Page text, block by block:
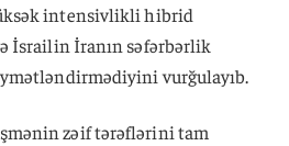
intensivlikli hibrid
İsrailin İranın səfərbərlik
vurğulayıb.
zəif tərəflərini tam